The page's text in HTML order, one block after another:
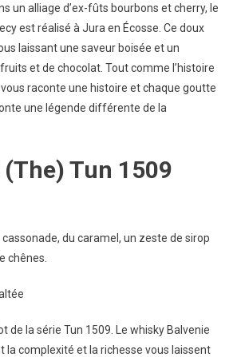
un alliage d’ex-fûts bourbons et cherry, le
est réalisé à Jura en Écosse. Ce doux
laissant une saveur boisée et un
et de chocolat. Tout comme l’histoire
raconte une histoire et chaque goutte
une légende différente de la
(The) Tun 1509
cassonade, du caramel, un zeste de sirop
chênes.
de la série Tun 1509. Le whisky Balvenie
la complexité et la richesse vous laissent